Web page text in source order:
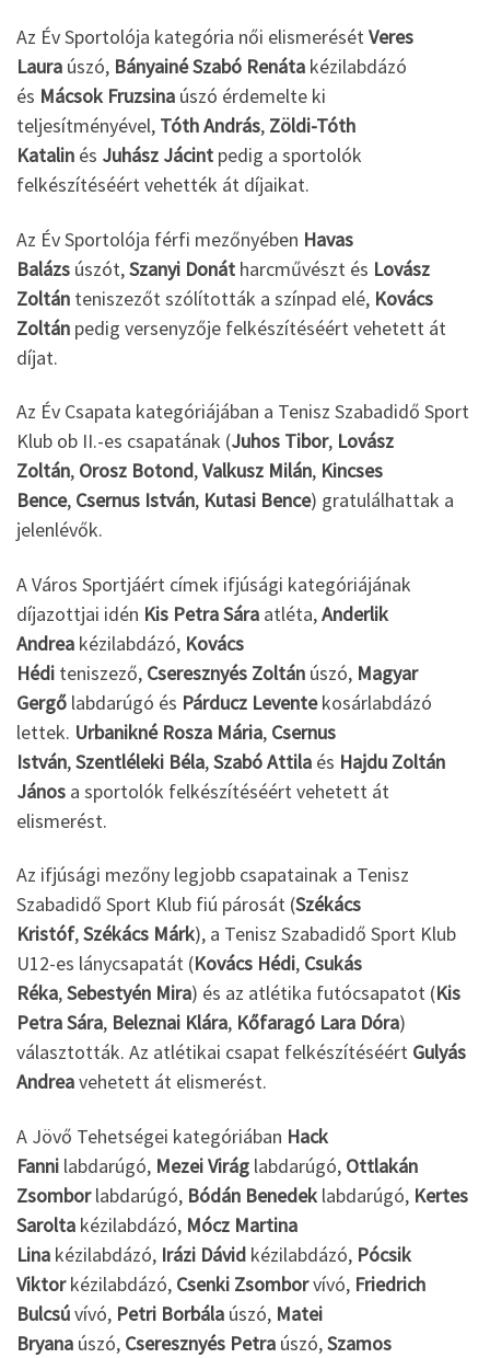
Az Év Sportolója kategória női elismerésétVeres
Laura úszó, Bányainé Szabó Renáta kézilabdázó
és Mácsok Fruzsina úszó érdemelte ki
teljesítményével, Tóth András, Zöldi-Tóth
Katalin és Juhász Jácint pedig a sportolók
felkészítéséért vehették át díjaikat.
Az Év Sportolója férfi mezőnyében Havas
Balázs úszót,Szanyi Donát harcművészt és Lovász
Zoltán teniszezőt szólították a színpad elé, Kovács
Zoltán pedig versenyzője felkészítéséért vehetett át
díjat.
Az Év Csapata kategóriájában a Tenisz Szabadidő Sport
Klub ob II.-es csapatának (Juhos Tibor, Lovász
Zoltán, Orosz Botond,Valkusz Milán, Kincses
Bence, Csernus István, Kutasi Bence) gratulálhattak a
jelenlévők.
A Város Sportjáért címek ifjúsági kategóriájának
díjazottjai idén Kis Petra Sára atléta,Anderlik
Andrea kézilabdázó, Kovács
Hédi teniszező, Cseresznyés Zoltán úszó, Magyar
Gergő labdarúgó és Párducz Leventekosárlabdázó
lettek. Urbanikné Rosza Mária, Csernus
István,Szentléleki Béla,Szabó Attila és Hajdu Zoltán
János a sportolók felkészítéséért vehetett át
elismerést.
Az ifjúsági mezőny legjobb csapatainak a Tenisz
Szabadidő Sport Klub fiú párosát (Székács
Kristóf,Székács Márk), a Tenisz Szabadidő Sport Klub
U12-es lánycsapatát (Kovács Hédi, Csukás
Réka,Sebestyén Mira) és az atlétika futócsapatot (Kis
Petra Sára, Beleznai Klára, Kőfaragó Lara Dóra)
választották. Az atlétikai csapat felkészítéséért Gulyás
Andreavehetett át elismerést.
A Jövő Tehetségei kategóriában Hack
Fanni labdarúgó, Mezei Virág labdarúgó, Ottlakán
Zsomborlabdarúgó, Bódán Benedek labdarúgó, Kertes
Sarolta kézilabdázó, Mócz Martina
Lina kézilabdázó, Irázi Dávid kézilabdázó, Pócsik
Viktorkézilabdázó, Csenki Zsomborvívó, Friedrich
Bulcsúvívó, Petri Borbála úszó, Matei
Bryana úszó, Cseresznyés Petra úszó,Szamos